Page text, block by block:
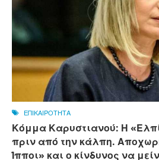
ΕΠΙΚΑΙΡΟΤΗΤΑ
Κόμμα Καρυστιανού: Η
πριν από την κάλπη.
Ίπποι» και ο κίνδυνος να